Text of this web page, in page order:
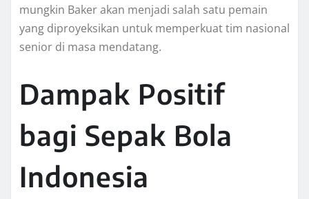
mungkin Baker akan menjadi salah satu pemain
yang diproyeksikan untuk memperkuat tim nasional
senior di masa mendatang.
Dampak Positif
bagi Sepak Bola
Indonesia